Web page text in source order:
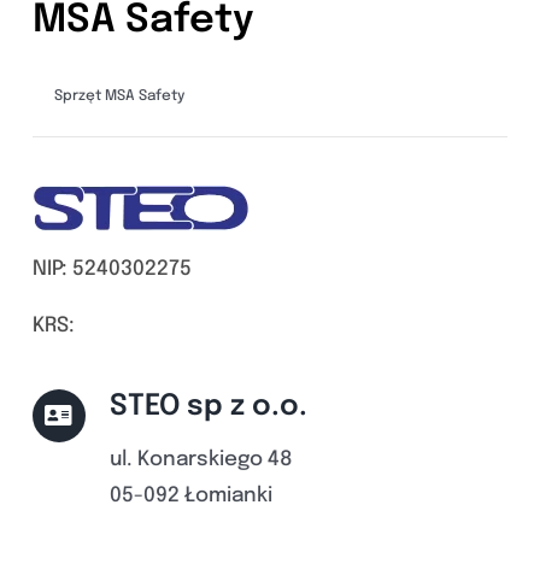
MSA Safety
Sprzęt MSA Safety
NIP: 5240302275
KRS:
STEO sp z o.o.
ul. Konarskiego 48
05-092 Łomianki